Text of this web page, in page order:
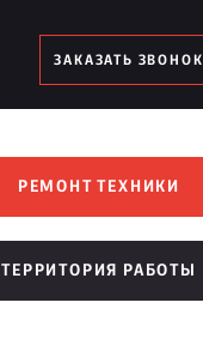
ЗАКАЗАТЬ ЗВОНОК
РЕМОНТ ТЕХНИКИ
ТЕРРИТОРИЯ РАБОТЫ